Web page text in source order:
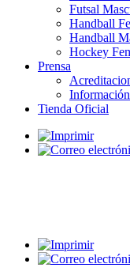
Futsal
Handball
Handball
Hockey
Prensa
Información
Tienda Oficial